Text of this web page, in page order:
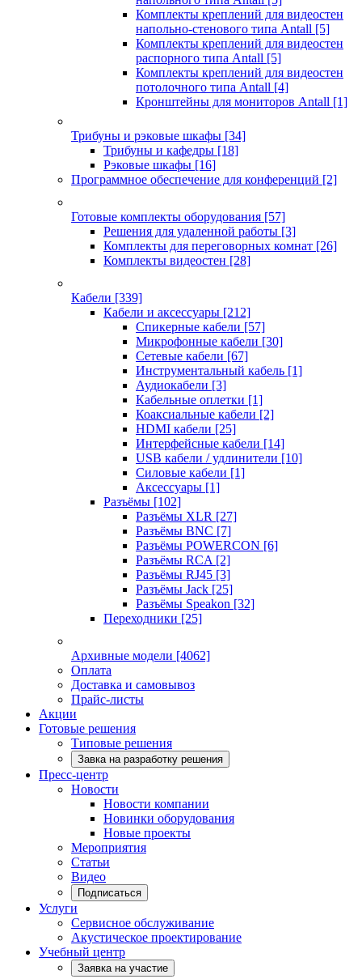
Комплекты креплений для видеостен
напольно-стенового типа Antall [5]
Комплекты креплений для видеостен
распорного типа Antall [5]
Комплекты креплений для видеостен
потолочного типа Antall [4]
Кронштейны для мониторов Antall [1]
Трибуны и рэковые шкафы [34]
Трибуны и кафедры [18]
Рэковые шкафы [16]
Программное обеспечение для конференций [2]
Готовые комплекты оборудования [57]
Решения для удаленной работы [3]
Комплекты для переговорных комнат [26]
Комплекты видеостен [28]
Кабели [339]
Кабели и аксессуары [212]
Спикерные кабели [57]
Микрофонные кабели [30]
Сетевые кабели [67]
Инструментальный кабель [1]
Аудиокабели [3]
Кабельные оплетки [1]
Коаксиальные кабели [2]
HDMI кабели [25]
Интерфейсные кабели [14]
USB кабели / удлинители [10]
Силовые кабели [1]
Аксессуары [1]
Разъёмы [102]
Разъёмы XLR [27]
Разъёмы BNC [7]
Разъёмы POWERCON [6]
Разъёмы RCA [2]
Разъёмы RJ45 [3]
Разъёмы Jack [25]
Разъёмы Speakon [32]
Переходники [25]
Архивные модели [4062]
Оплата
Доставка и самовывоз
Прайс-листы
Акции
Готовые решения
Типовые решения
Завка на разработку решения
Пресс-центр
Новости
Новости компании
Новинки оборудования
Новые проекты
Мероприятия
Статьи
Видео
Подписаться
Услуги
Сервисное обслуживание
Акустическое проектирование
Учебный центр
Заявка на участие